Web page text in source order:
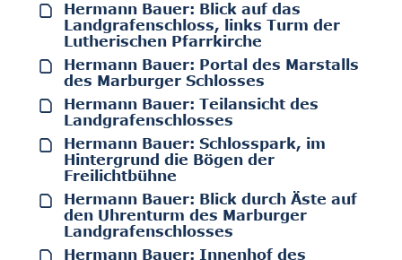
Hermann Bauer: Blick auf das
Landgrafenschloss, links Turm der
Lutherischen Pfarrkirche
Hermann Bauer: Portal des Marstalls
des Marburger Schlosses
Hermann Bauer: Teilansicht des
Landgrafenschlosses
Hermann Bauer: Schlosspark, im
Hintergrund die Bögen der
Freilichtbühne
Hermann Bauer: Blick durch Äste auf
den Uhrenturm des Marburger
Landgrafenschlosses
Hermann Bauer: Innenhof des